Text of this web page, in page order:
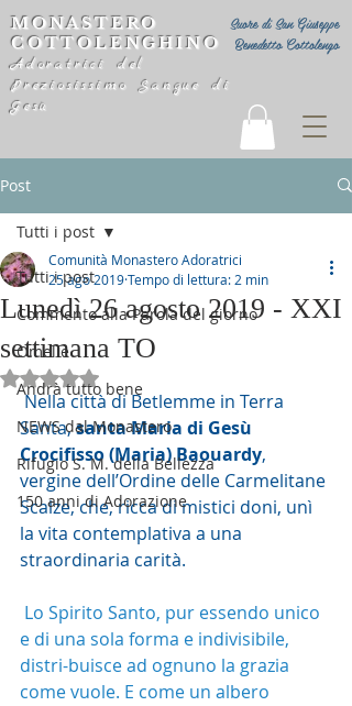
Suore di San Giuseppe
Benedetto Cottolengo
MONASTERO
COTTOLENGHINO
Adoratrici del
Preziosissimo Sangue di
Gesù
Post
Tutti i post
Commento alla Parola del giorno
Omelie
Andrà tutto bene
NEWS dal Monastero
Rifugio S. M. della Bellezza
150 anni di Adorazione
Tutti i post
Lunedì 26 agosto 2019 - XXI
settimana TO
Comunità Monastero Adoratrici
25 ago 2019Tempo di lettura: 2 min
Valutazione NaN stelle su 5.
Nella città di Betlemme in Terra
Santa, santa Maria di Gesù
Crocifisso (Maria) Baouardy,
vergine dell’Ordine delle Carmelitane
Scalze, che, ricca di mistici doni, unì
la vita contemplativa a una
straordinaria carità.
Lo Spirito Santo, pur essendo unico
e di una sola forma e indivisibile,
distri-buisce ad ognuno la grazia
come vuole. E come un albero